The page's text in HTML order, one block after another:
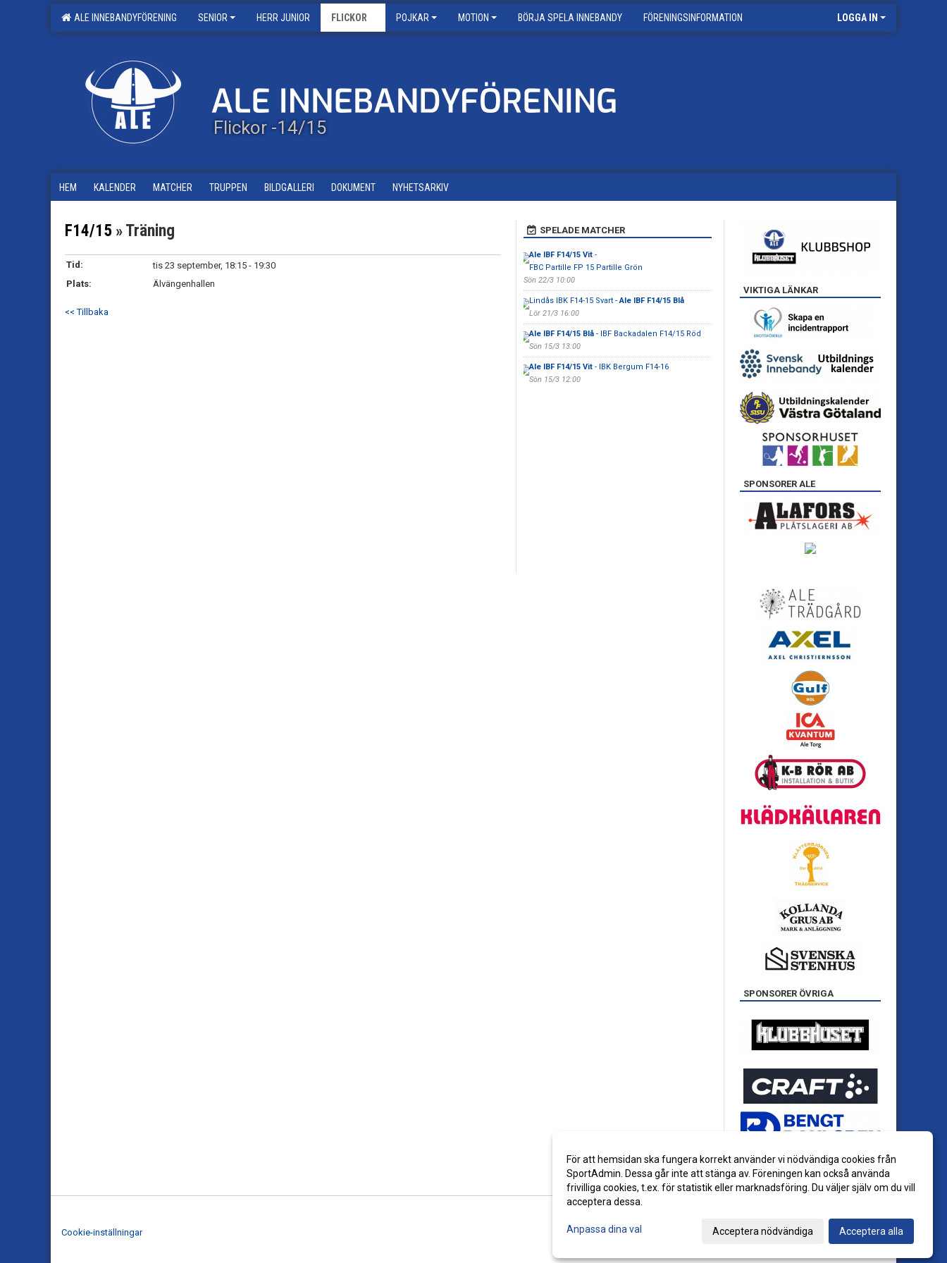
ALE INNEBANDYFÖRENING SENIOR HERR JUNIOR FLICKOR POJKAR MOTION BÖRJA SPELA INNEBANDY FÖRENINGSINFORMATION LOGGA IN
Flickor -14/15
HEM KALENDER MATCHER TRUPPEN BILDGALLERI DOKUMENT NYHETSARKIV
F14/15 » Träning
Tid:
tis 23 september, 18:15 - 19:30
Plats:
Älvängenhallen
<< Tillbaka
SPELADE MATCHER
Ale IBF F14/15 Vit-
FBC Partille FP 15 Partille Grön
Sön 22/3 10:00
Lindås IBK F14-15 Svart -Ale IBF F14/15 Blå
Lör 21/3 16:00
Ale IBF F14/15 Blå- IBF Backadalen F14/15 Röd
Sön 15/3 13:00
Ale IBF F14/15 Vit- IBK Bergum F14-16
Sön 15/3 12:00
VIKTIGA LÄNKAR
SPONSORER ALE
SPONSORER ÖVRIGA
Cookie-inställningar
För att hemsidan ska fungera korrekt använder vi nödvändiga cookies från
SportAdmin. Dessa går inte att stänga av. Föreningen kan också använda
frivilliga cookies, t.ex. för statistik eller marknadsföring. Du väljer själv om du vill
acceptera dessa.
Anpassa dina val Acceptera nödvändiga Acceptera alla